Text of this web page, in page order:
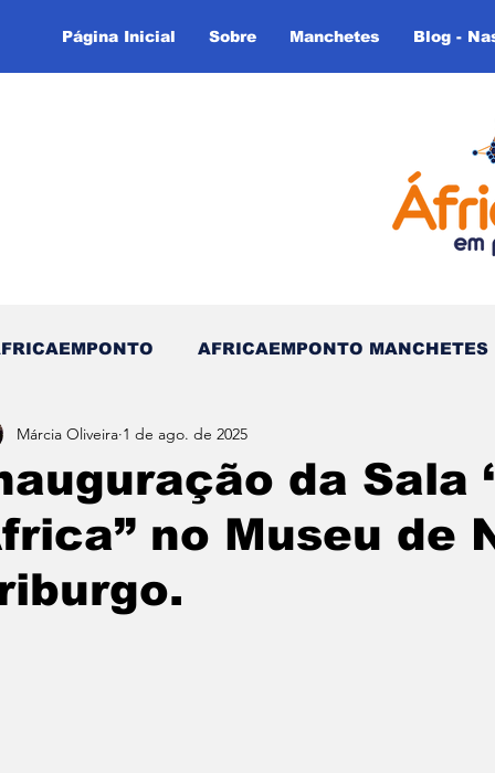
Página Inicial Sobre Manchetes Blog -
AFRICAEMPONTO MANCHETES
do Tempo - (Blog) Nas linhas do Tempo (Blog -
da Sala
no Museu de
Márcia Oliveira 1 de ago. de 2025